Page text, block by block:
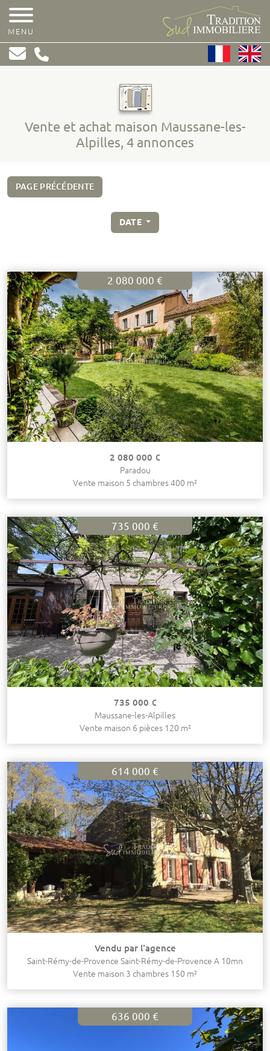
MENU
Vente et achat maison Maussane-les-
Alpilles, 4 annonces
PAGE PRÉCÉDENTE
DATE
2 080 000 €
2 080 000 €
Paradou
Vente maison 5 chambres 400 m²
735 000 €
735 000 €
Maussane-les-Alpilles
Vente maison 6 pièces 120 m²
614 000 €
Vendu par l'agence
Saint-Rémy-de-Provence Saint-Rémy-de-Provence A 10mn
Vente maison 3 chambres 150 m²
636 000 €